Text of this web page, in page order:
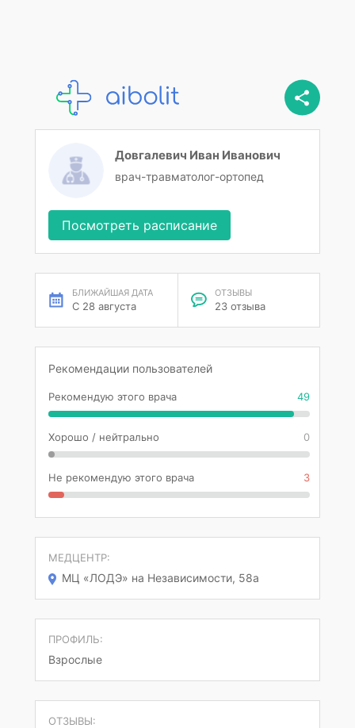
Довгалевич Иван Иванович
врач-травматолог-ортопед
Посмотреть расписание
БЛИЖАЙШАЯ ДАТА
С 28 августа
ОТЗЫВЫ
23 отзыва
Рекомендации пользователей
Рекомендую этого врача 49
Хорошо / нейтрально 0
Не рекомендую этого врача 3
МЕДЦЕНТР:
МЦ «ЛОДЭ» на Независимости, 58а
ПРОФИЛЬ:
Взрослые
ОТЗЫВЫ: